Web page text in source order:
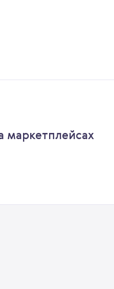
маркетплейсах